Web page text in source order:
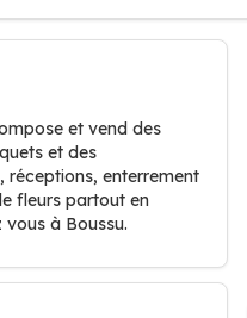
et vend des
et des
réceptions, enterrement
fleurs partout en
à Boussu.